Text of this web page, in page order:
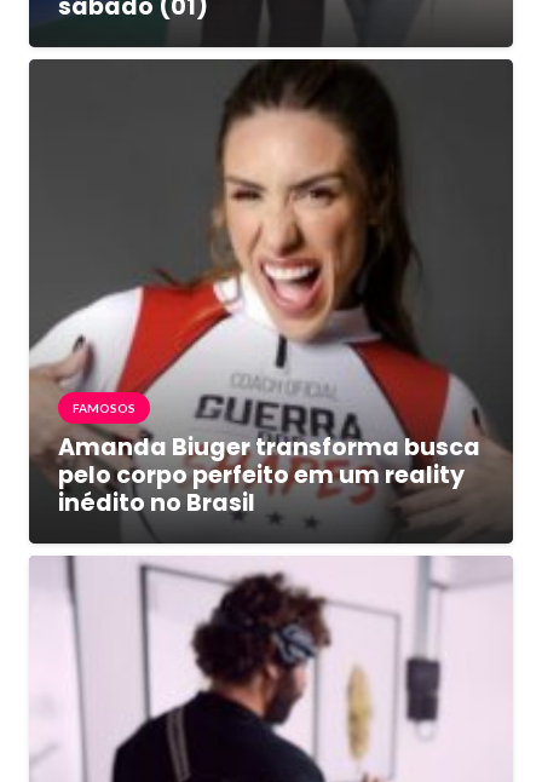
FAMOSOS
Amanda Biuger transforma busca
pelo corpo perfeito em um reality
inédito no Brasil